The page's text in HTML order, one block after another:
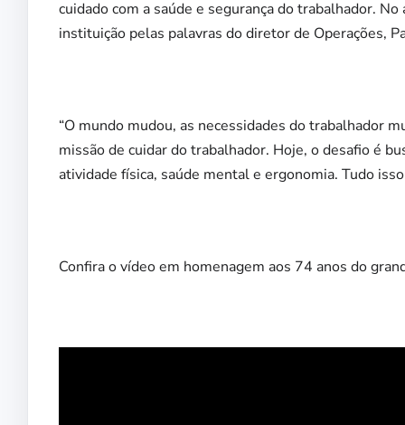
cuidado com a saúde e segurança do trabalhador.
instituição pelas palavras do diretor de Operações,
“O mundo mudou, as necessidades do trabalhador
missão de cuidar do trabalhador. Hoje, o desafio é
atividade física, saúde mental e ergonomia. Tudo
Confira o vídeo em homenagem aos 74 anos do